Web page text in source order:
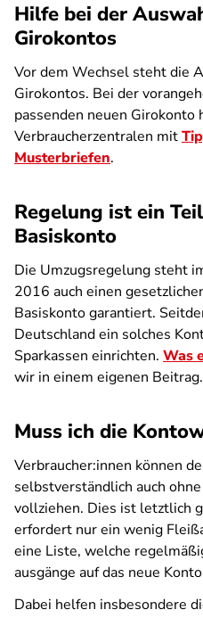
Hilfe bei der
Girokontos
Vor dem Wechsel steht die
Girokontos. Bei der
passenden neuen Girokonto
Verbraucherzentralen mit
Musterbriefen.
Regelung ist ein
Basiskonto
Die Umzugsregelung steht
2016 auch einen
Basiskonto garantiert.
Deutschland ein solches
Sparkassen einrichten. Was
wir in einem eigenen Beitrag.
Muss ich die
Verbraucher:innen können
selbstverständlich auch
vollziehen. Dies ist letztlich
erfordert nur ein wenig
eine Liste, welche
ausgänge auf das neue
Dabei helfen insbesondere